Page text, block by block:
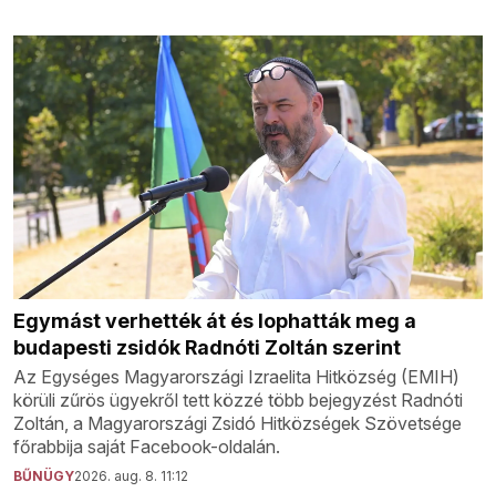
Egymást verhették át és lophatták meg a
budapesti zsidók Radnóti Zoltán szerint
Az Egységes Magyarországi Izraelita Hitközség (EMIH)
körüli zűrös ügyekről tett közzé több bejegyzést Radnóti
Zoltán, a Magyarországi Zsidó Hitközségek Szövetsége
főrabbija saját Facebook-oldalán.
BŰNÜGY2026. aug. 8. 11:12